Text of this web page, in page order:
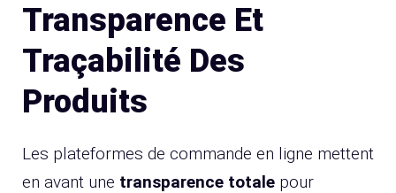
Transparence Et
Traçabilité Des
Produits
Les plateformes de commande en ligne mettent
en avant une transparence totale pour